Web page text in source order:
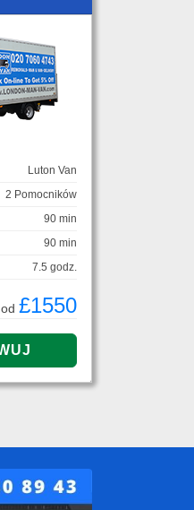
Luton Van
2 Pomocników
90 min
90 min
7.5 godz.
od £1550